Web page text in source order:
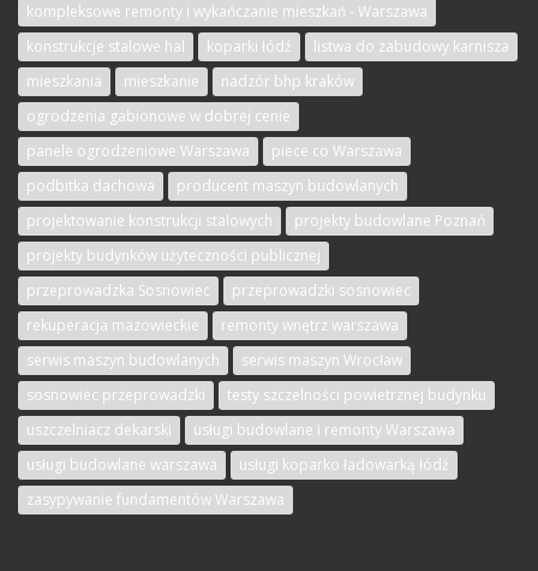
kompleksowe remonty i wykańczanie mieszkań - Warszawa
konstrukcje stalowe hal
koparki łódź
listwa do zabudowy karnisza
mieszkania
mieszkanie
nadzór bhp kraków
ogrodzenia gabionowe w dobrej cenie
panele ogrodzeniowe Warszawa
piece co Warszawa
podbitka dachowa
producent maszyn budowlanych
projektowanie konstrukcji stalowych
projekty budowlane Poznań
projekty budynków użyteczności publicznej
przeprowadzka Sosnowiec
przeprowadzki sosnowiec
rekuperacja mazowieckie
remonty wnętrz warszawa
serwis maszyn budowlanych
serwis maszyn Wrocław
sosnowiec przeprowadzki
testy szczelności powietrznej budynku
uszczelniacz dekarski
usługi budowlane i remonty Warszawa
usługi budowlane warszawa
usługi koparko ładowarką łódź
zasypywanie fundamentów Warszawa